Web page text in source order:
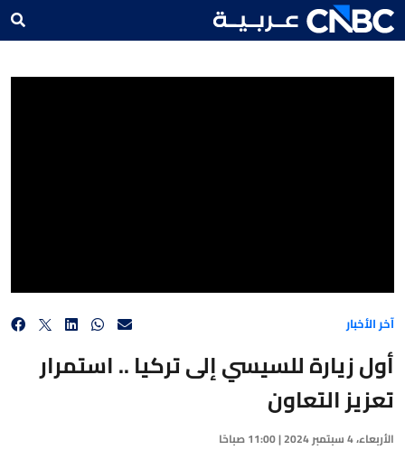
آخر الأخبار
أول زيارة للسيسي إلى تركيا .. استمرار
تعزيز التعاون
الأربعاء، 4 سبتمبر 2024 | 11:00 صباحًا